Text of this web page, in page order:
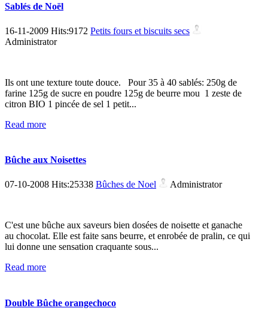
Sablés de Noël
16-11-2009 Hits:9172 Petits fours et biscuits secs
Administrator
Ils ont une texture toute douce. Pour 35 à 40 sablés: 250g de
farine 125g de sucre en poudre 125g de beurre mou 1 zeste de
citron BIO 1 pincée de sel 1 petit...
Read more
Bûche aux Noisettes
07-10-2008 Hits:25338 Bûches de Noel Administrator
C'est une bûche aux saveurs bien dosées de noisette et ganache
au chocolat. Elle est faite sans beurre, et enrobée de pralin, ce qui
lui donne une sensation craquante sous...
Read more
Double Bûche orangechoco